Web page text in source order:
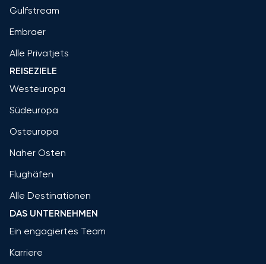
Gulfstream
Embraer
Alle Privatjets
REISEZIELE
Westeuropa
Südeuropa
Osteuropa
Naher Osten
Flughäfen
Alle Destinationen
DAS UNTERNEHMEN
Ein engagiertes Team
Karriere